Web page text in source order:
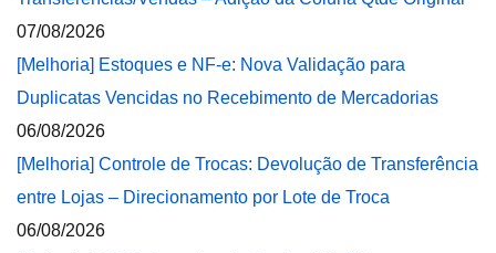
07/08/2026
[Melhoria] Estoques e NF-e: Nova Validação para
Duplicatas Vencidas no Recebimento de Mercadorias
06/08/2026
[Melhoria] Controle de Trocas: Devolução de Transferência
entre Lojas – Direcionamento por Lote de Troca
06/08/2026